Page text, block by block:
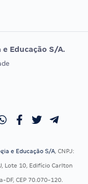
DE ORDEM
OAB
Educação S/A.
e Educação S/A, CNPJ:
Lote 10, Edifício Carlton
DF, CEP 70.070-120.